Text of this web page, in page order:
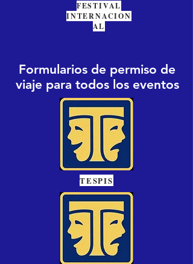
FESTIVAL
INTERNACION
AL
Formularios de permiso de
viaje para todos los eventos
TESPIS